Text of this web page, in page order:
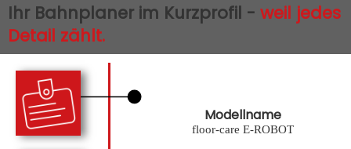
Ihr Bahnplaner im Kurzprofil - weil jedes
Detail zählt.
Modellname
floor-care E-ROBOT